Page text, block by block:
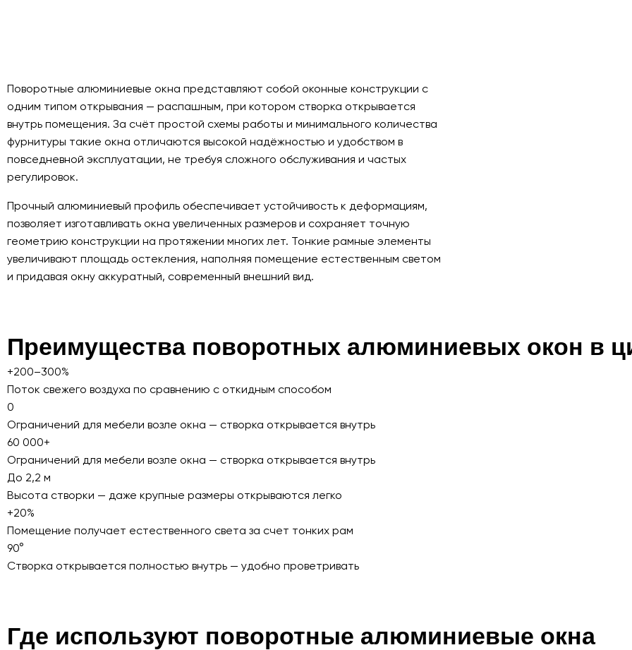
Поворотные алюминиевые окна представляют собой оконные конструкции с
одним типом открывания — распашным, при котором створка открывается
внутрь помещения. За счёт простой схемы работы и минимального количества
фурнитуры такие окна отличаются высокой надёжностью и удобством в
повседневной эксплуатации, не требуя сложного обслуживания и частых
регулировок.
Прочный алюминиевый профиль обеспечивает устойчивость к деформациям,
позволяет изготавливать окна увеличенных размеров и сохраняет точную
геометрию конструкции на протяжении многих лет. Тонкие рамные элементы
увеличивают площадь остекления, наполняя помещение естественным светом
и придавая окну аккуратный, современный внешний вид.
Преимущества поворотных алюминиевых окон в
+200–300%
Поток свежего воздуха по сравнению с откидным способом
0
Ограничений для мебели возле окна — створка открывается внутрь
60 000+
Ограничений для мебели возле окна — створка открывается внутрь
До 2,2 м
Высота створки — даже крупные размеры открываются легко
+20%
Помещение получает естественного света за счет тонких рам
90°
Створка открывается полностью внутрь — удобно проветривать
Где используют поворотные алюминиевые окна